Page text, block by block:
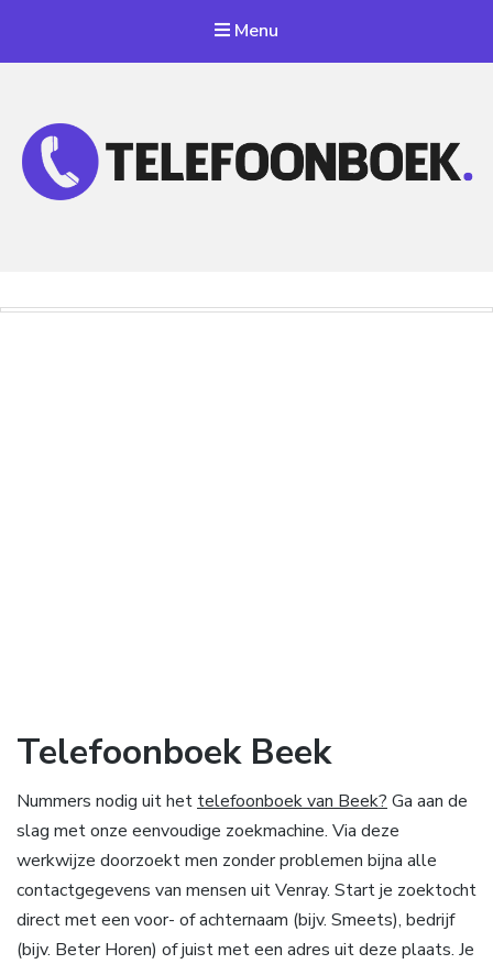
Menu
Telefoonboek Beek
Nummers nodig uit het telefoonboek van Beek? Ga aan de
slag met onze eenvoudige zoekmachine. Via deze
werkwijze doorzoekt men zonder problemen bijna alle
contactgegevens van mensen uit Venray. Start je zoektocht
direct met een voor- of achternaam (bijv. Smeets), bedrijf
(bijv. Beter Horen) of juist met een adres uit deze plaats. Je